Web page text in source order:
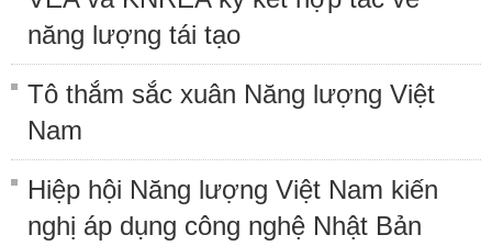
năng lượng tái tạo
Tô thắm sắc xuân Năng lượng Việt
Nam
Hiệp hội Năng lượng Việt Nam kiến
nghị áp dụng công nghệ Nhật Bản